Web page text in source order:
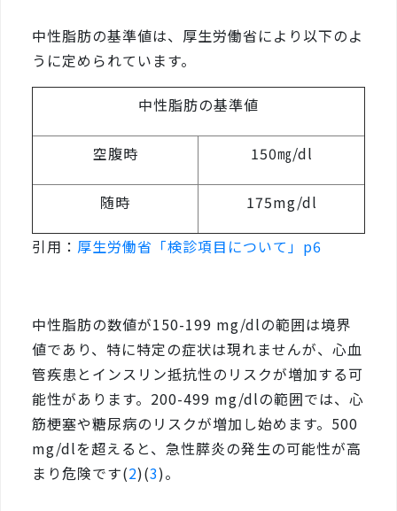
中性脂肪の基準値は、厚生労働省により以下のよ
うに定められています。
中性脂肪の基準値
空腹時 150㎎/dl
随時 175mg/dl
引用： 厚生労働省「検診項目について」p6
中性脂肪の数値が150-199 mg/dlの範囲は境界
値であり、特に特定の症状は現れませんが、心血
管疾患とインスリン抵抗性のリスクが増加する可
能性があります。200-499 mg/dlの範囲では、心
筋梗塞や糖尿病のリスクが増加し始めます。500
mg/dlを超えると、急性膵炎の発生の可能性が高
まり危険です(2)(3)。